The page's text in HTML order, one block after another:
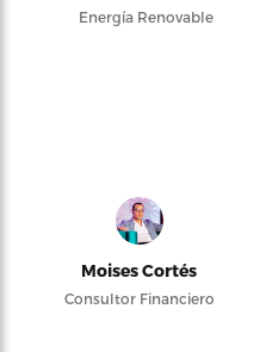
Energía Renovable
Moises Cortés
Consultor Financiero